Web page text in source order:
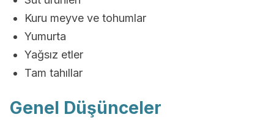
Kuru meyve ve tohumlar
Yumurta
Yağsız etler
Tam tahıllar
Genel Düşünceler